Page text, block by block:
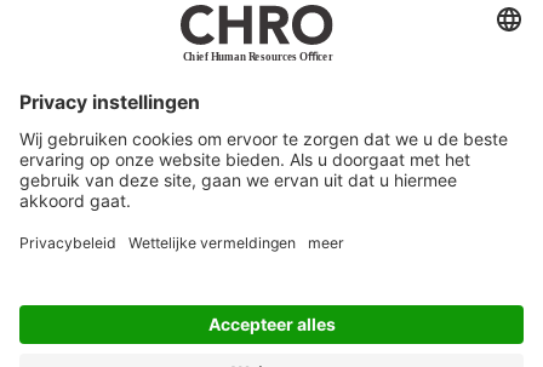
Service & Contact
Werken bij ons
Privacy Statement
Algemene Voorwaarden